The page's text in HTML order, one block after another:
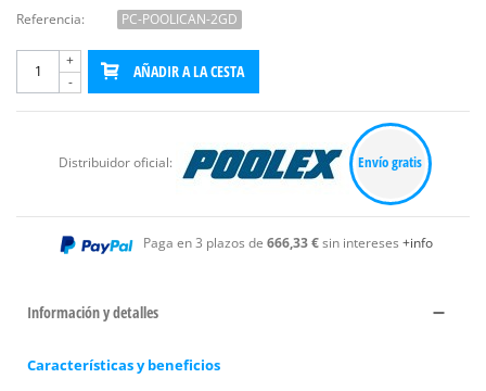
Referencia: PC-POOLICAN-2GD
-
+
AÑADIR A LA CESTA
Distribuidor oficial: Envío gratis
Paga en 3 plazos de 666,33 €sin intereses +info
Información y detalles
Características y beneficios